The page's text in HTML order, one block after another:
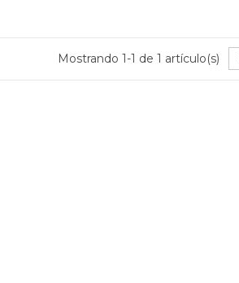
Mostrando 1-1 de 1 artículo(s)